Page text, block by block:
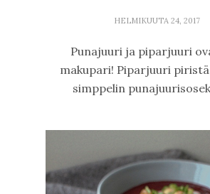
HELMIKUUTA 24, 2017
Punajuuri ja piparjuuri
makupari! Piparjuuri
simppelin